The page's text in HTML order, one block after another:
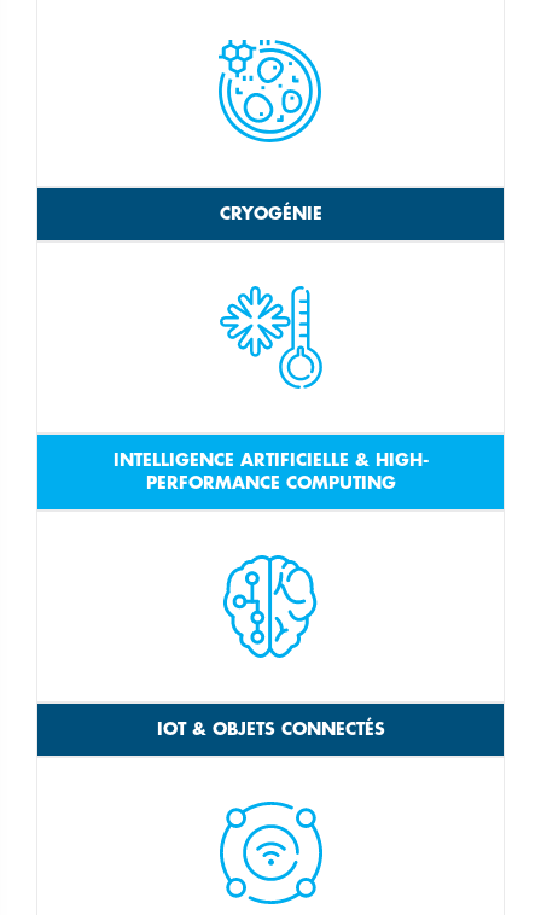
CRYOGÉNIE
INTELLIGENCE ARTIFICIELLE & HIGH-
PERFORMANCE COMPUTING
IOT & OBJETS CONNECTÉS